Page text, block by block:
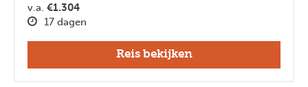
v.a. €1.304
17 dagen
Reis bekijken